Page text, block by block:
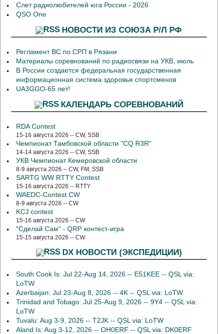
Слет радиолюбителей юга России - 2026
QSO One
НОВОСТИ ИЗ СОЮЗА Р/Л РФ
Регламент ВС по СРП в Рязани
Материалы соревнований по радиосвязи на УКВ, июль
В России создается федеральная государственная
информационная система здоровья спортсменов
UA3GGO-65 лет!
КАЛЕНДАРЬ СОРЕВНОВАНИЙ
RDA Contest
15-16 августа 2026 -- CW, SSB
Чемпионат Тамбовской области "CQ R3R"
14-14 августа 2026 -- CW, SSB
УКВ Чемпионат Кемеровской области
8-9 августа 2026 -- CW, FM, SSB
SARTG WW RTTY Contest
15-16 августа 2026 -- RTTY
WAEDC-Contest CW
8-9 августа 2026 -- CW
KCJ contest
15-16 августа 2026 -- CW
"Сделай Сам" - QRP контест-игра
15-15 августа 2026 -- CW
DX НОВОСТИ (ЭКСПЕДИЦИИ)
South Cook Is: Jul 22-Aug 14, 2026 -- E51KEE -- QSL via:
LoTW
Azerbaijan: Jul 23-Aug 8, 2026 -- 4K -- QSL via: LoTW
Trinidad and Tobago: Jul 25-Aug 9, 2026 -- 9Y4 -- QSL via:
LoTW
Tuvalu: Aug 3-9, 2026 -- T2JK -- QSL via: LoTW
Aland Is: Aug 3-12, 2026 -- OH0ERF -- QSL via: DK0ERF